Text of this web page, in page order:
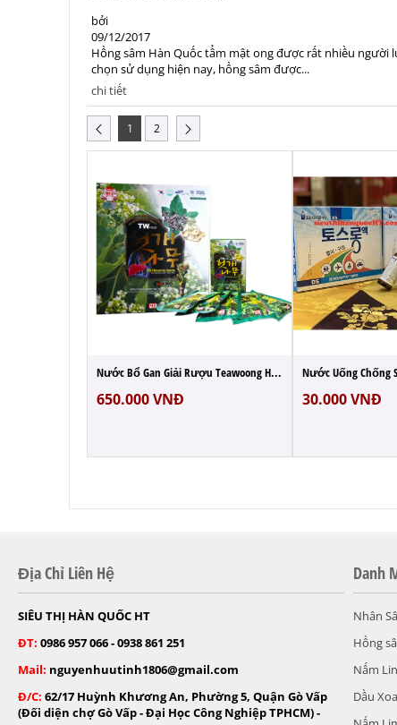
bởi
09/12/2017
Hồng sâm Hàn Quốc tẩm mật ong được rất nhiều người
chọn sử dụng hiện nay, hồng sâm được...
chi tiết
1 2
Nước Bổ Gan Giải Rượu Teawoong Hovenia 30...
650.000VNĐ 30.000VNĐ
Địa Chỉ Liên Hệ
SIÊU THỊ HÀN QUỐC HT
ĐT: 0986 957 066 - 0938 861 251
Mail: nguyenhuutinh1806@gmail.com
Đ/C: 62/17 Huỳnh Khương An, Phường 5, Quận Gò Vấp
(Đối diện chợ Gò Vấp - Đại Học Công Nghiệp TPHCM) -
Danh
Nhân
Hồng
Nấm
Dầu